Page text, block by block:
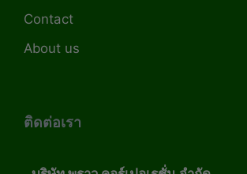
Contact
About us
ติดต่อเรา